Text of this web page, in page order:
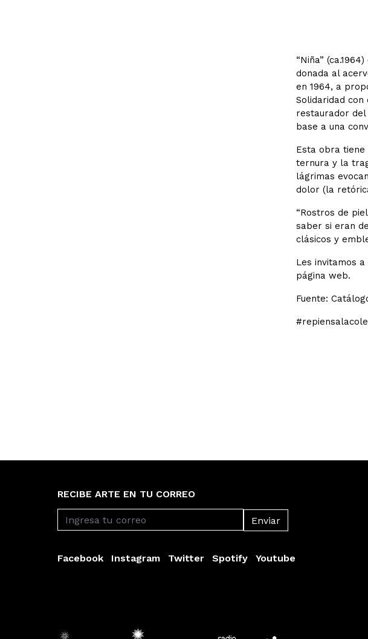
“Niña”
donada al
en 1964, a
Solidaridad
restaurador del
base a una
Esta obra tiene
ternura y la
lágrimas
dolor (la
“Rostros de
saber si eran
clásicos y
Les invitamos
página web.
Fuente:
RECIBE ARTE EN TU CORREO
Facebook Instagram Twitter Spotify Youtube